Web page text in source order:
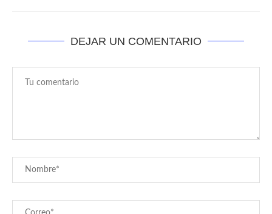
DEJAR UN COMENTARIO